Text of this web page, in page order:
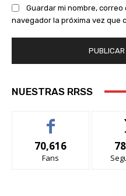
Guardar mi nombre,
navegador la próxima vez que
NUESTRAS RRSS
70,616
Fans